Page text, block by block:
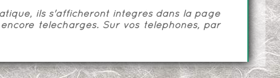
ils s'afficheront intégrés dans la page
téléchargés. Sur vos téléphones, par